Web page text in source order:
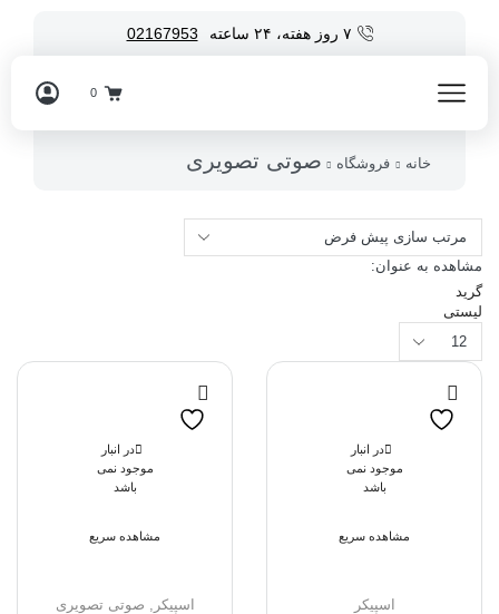
۷ روز هفته، ۲۴ ساعته 02167953
0
خانه فروشگاه صوتی تصویری
مشاهده به عنوان:
گرید
لیستی
هر
صفحه
در انبار
موجود نمی
باشد
مشاهده سریع
اسپیکر
در انبار
موجود نمی
باشد
مشاهده سریع
اسپیکر صوتی تصویری